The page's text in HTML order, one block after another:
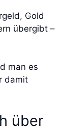
Gold
übergibt –
man es
damit
über